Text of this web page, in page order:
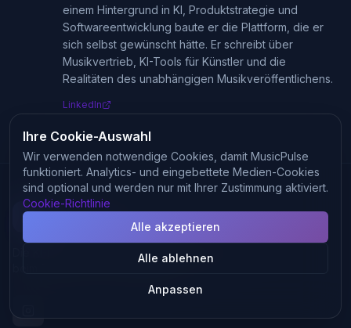
einem Hintergrund in KI, Produktstrategie und
Softwareentwicklung baute er die Plattform, die er
sich selbst gewünscht hätte. Er schreibt über
Musikvertrieb, KI-Tools für Künstler und die
Realitäten des unabhängigen Musikveröffentlichens.
LinkedIn
MusicPulse
Die KI-Plattform, die Independent-Künstlern
Ihre Cookie-Auswahl
Wir verwenden notwendige Cookies, damit MusicPulse
funktioniert. Analytics- und eingebettete Medien-Cookies
sind optional und werden nur mit Ihrer Zustimmung aktiviert.
Cookie-Richtlinie
Anpassen
Alle ablehnen
Alle akzeptieren